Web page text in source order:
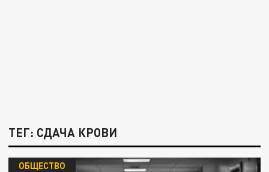
ТЕГ: СДАЧА КРОВИ
ОБЩЕСТВО